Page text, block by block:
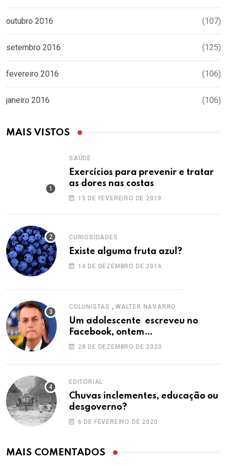
outubro 2016 (107)
setembro 2016 (125)
fevereiro 2016 (106)
janeiro 2016 (106)
MAIS VISTOS
SAÚDE
Exercícios para prevenir e tratar
as dores nas costas
15 DE FEVEREIRO DE 2019
CURIOSIDADES
Existe alguma fruta azul?
14 DE DEZEMBRO DE 2016
COLUNISTAS , WALTER NAVARRO
Um adolescente escreveu no
Facebook, ontem…
28 DE DEZEMBRO DE 2020
EDITORIAL
Chuvas inclementes, educação ou
desgoverno?
6 DE FEVEREIRO DE 2020
MAIS COMENTADOS